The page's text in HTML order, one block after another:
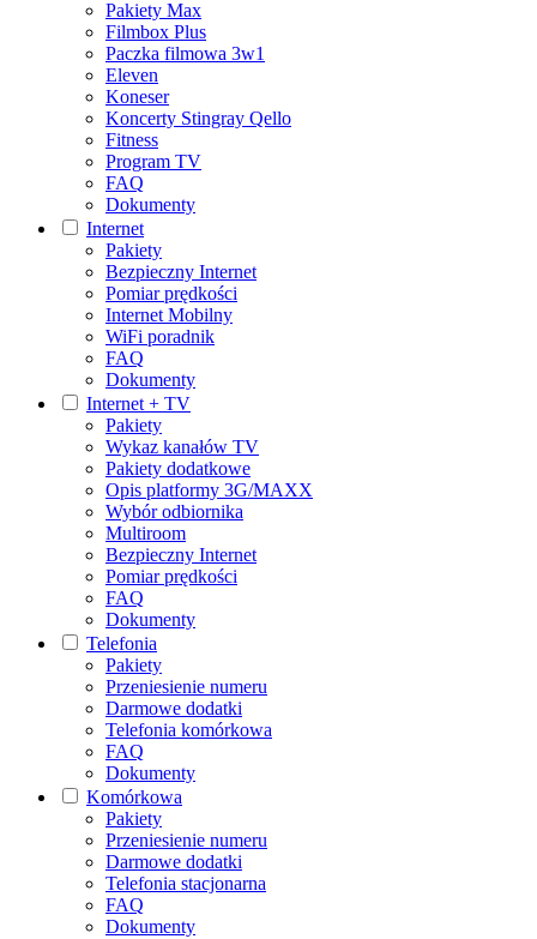
Pakiety Max
Filmbox Plus
Paczka filmowa 3w1
Eleven
Koneser
Koncerty Stingray Qello
Fitness
Program TV
FAQ
Dokumenty
Internet
Pakiety
Bezpieczny Internet
Pomiar prędkości
Internet Mobilny
WiFi poradnik
FAQ
Dokumenty
Internet + TV
Pakiety
Wykaz kanałów TV
Pakiety dodatkowe
Opis platformy 3G/MAXX
Wybór odbiornika
Multiroom
Bezpieczny Internet
Pomiar prędkości
FAQ
Dokumenty
Telefonia
Pakiety
Przeniesienie numeru
Darmowe dodatki
Telefonia komórkowa
FAQ
Dokumenty
Komórkowa
Pakiety
Przeniesienie numeru
Darmowe dodatki
Telefonia stacjonarna
FAQ
Dokumenty